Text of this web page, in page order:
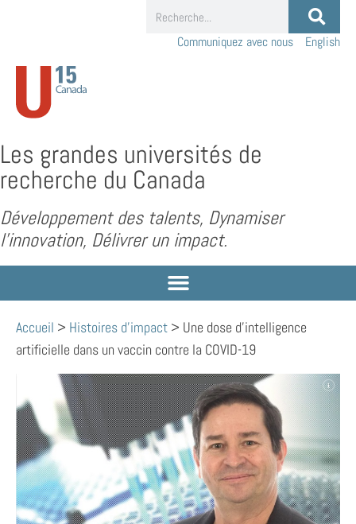
Communiquez avec nous English
Les grandes universités de
recherche du Canada
Développement des talents, Dynamiser
l’innovation, Délivrer un impact.
Accueil > Histoires d'impact > Une dose d’intelligence
artificielle dans un vaccin contre la COVID-19